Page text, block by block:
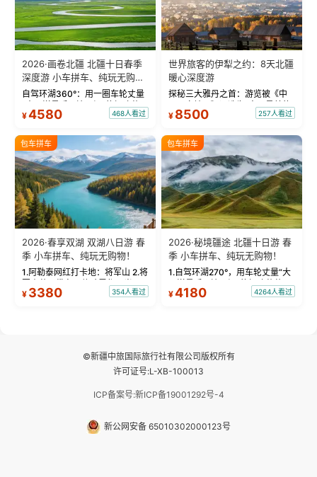
2026·画卷北疆 北疆十日春季
深度游 小车拼车、纯玩无购
物！
自驾环湖360°：用一圈车轮丈量
“大西洋最后一滴眼泪”的极致蔚
蓝。 赛湖旅拍：甄选多款风格服
绝美瞬间。 赛湖坦克300跟车视
频：专业摄影师...
¥4580 468人看过
世界旅客的伊犁之约：8天北疆
暖心深度游
探秘三大雅丹之首：游览被《中
国国家地理》评选为“中国最美的
三大雅丹”第一名的克拉玛依魔鬼
瓦人最大村落——禾木村，欣赏
晨雾与小木...
¥ 8500 257人看过
包车拼车
2026·春享双湖 双湖八日游 春
季 小车拼车、纯玩无购物！
1.阿勒泰网红打卡地：将军山 2.将
军山落日缆车，体验雪都风光 3.
将军山，夕阳派对，蹦迪party 4.
¥ 3380 354人看过
包车拼车
2026·秘境疆途 北疆十日游 春
季 小车拼车、纯玩无购物！
1.自驾环湖270°，用车轮丈量“大
西洋最后一滴眼泪”的极致蔚蓝，
让雪山、花海与深邃湖水在转弯
¥4180 4264人看过
©新疆中旅国际旅行社有限公司版权所有
许可证号:L-XB-100013
ICP备案号:新ICP备19001292号-4
新公网安备 65010302000123号